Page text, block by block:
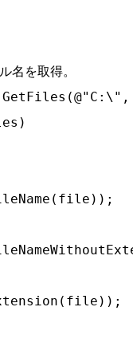
ァイル名を取